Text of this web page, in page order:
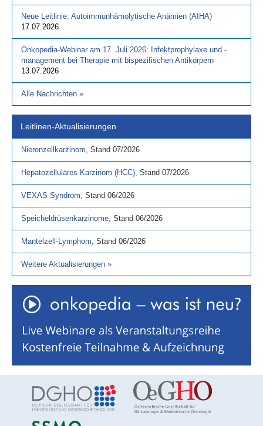
Neue Leitlinie: Autoimmunhämolytische Anämien (AIHA)
17.07.2026
Onkopedia-Webinar am 17. Juli 2026: Infektprophylaxe und -
management bei Therapie mit bispezifischen Antikörpern
13.07.2026
Alle Nachrichten »
Leitlinen-Aktualisierungen
Nierenzellkarzinom, Stand 07/2026
Hepatozelluläres Karzinom (HCC), Stand 07/2026
VEXAS Syndrom, Stand 06/2026
Speicheldrüsenkarzinome, Stand 06/2026
Mantelzell-Lymphom, Stand 06/2026
Weitere Aktualisierungen »